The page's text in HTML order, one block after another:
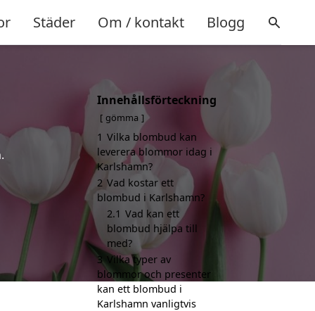
Städer Om / kontakt Blogg
Innehållsförteckning
gömma
1 Vilka blombud kan
leverera blommor idag i
Karlshamn?
2 Vad kostar ett
blombud i Karlshamn?
2.1 Vad kan ett
blombud hjälpa till
med?
3 Vilka typer av
blommor och presenter
kan ett blombud i
Karlshamn vanligtvis